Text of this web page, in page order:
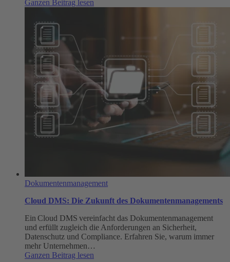
Ganzen Beitrag lesen
finden
Dokumentenmanagement
Cloud DMS: Die Zukunft des Dokumentenmanagements
Ein Cloud DMS vereinfacht das Dokumentenmanagement
und erfüllt zugleich die Anforderungen an Sicherheit,
Datenschutz und Compliance. Erfahren Sie, warum immer
mehr Unternehmen…
Ganzen Beitrag lesen